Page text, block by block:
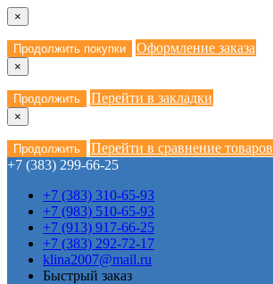
×
Продолжить покупки Оформление заказа
×
Продолжить Перейти в закладки
×
Продолжить
Перейти в сравнение товаров
+7 (383) 299-66-25
+7 (383) 310-65-93
+7 (983) 510-65-93
+7 (913) 917-66-25
+7 (383) 292-72-17
klina2007@mail.ru
Быстрый заказ